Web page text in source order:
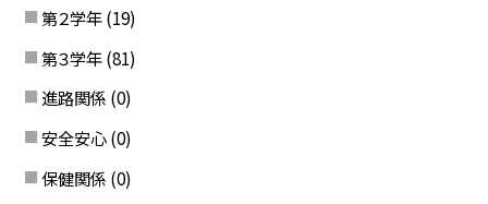
第２学年 (19)
第３学年 (81)
進路関係 (0)
安全安心 (0)
保健関係 (0)